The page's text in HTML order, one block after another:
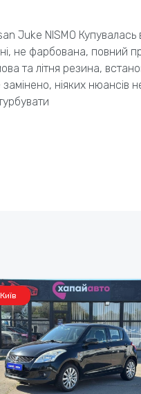
Juke NISMO Купувалась
не фарбована, повний
та літня резина,
замінено, ніяких нюансів
Київ